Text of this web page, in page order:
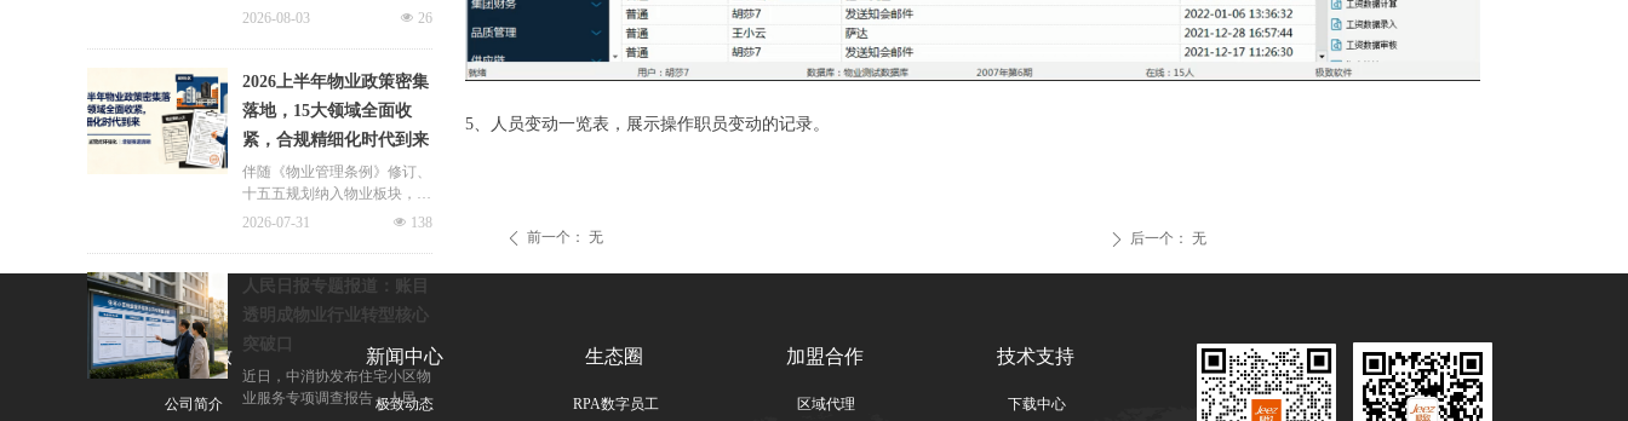
5、人员变动一览表，展示操作职员变动的记录。
ꄴ 前一个： 无 ꄲ 后一个： 无
次高、覆盖广、标准严等多重
厦门公司的实际运营情况，为
其打造适配高铁业务场景的数
字化品质运营方案：通过搭建
标准库量化作业细则，按需动
态调整春运、节假日等特殊时
段的巡检需求，依托照片墙留
存巡检实景，杜绝作弊、敷衍
已完成、未完成、超时、问题
工单等状态，并智能督办超时
工单，搭配品质运营报表落地
精细化运营管理需求，全方位
筑牢高铁物业品质防线！
넶 26
2026-08-03
2026上半年物业政策密集
落地，15大领域全面收
紧，合规精细化时代到来
伴随《物业管理条例》修订、
十五五规划纳入物业板块，行
业彻底告别野蛮扩张模式，合
治成为未来核心发展主线。
넶 138
2026-07-31
人民日报专题报道：账目
透明成物业行业转型核心
突破口
近日，中消协发布住宅小区物
业服务专项调查报告，人民日
区域代理
极致动态
公司简介
关于极致 新闻中心 生态圈 加盟合作 技术支持
下载中心
RPA数字员工